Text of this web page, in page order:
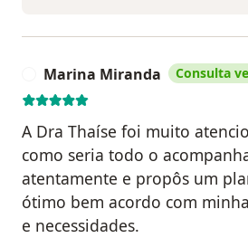
Marina Miranda Consulta
A Dra Thaíse foi muito
como seria todo o
atentamente e propôs um
ótimo bem acordo com
e necessidades.